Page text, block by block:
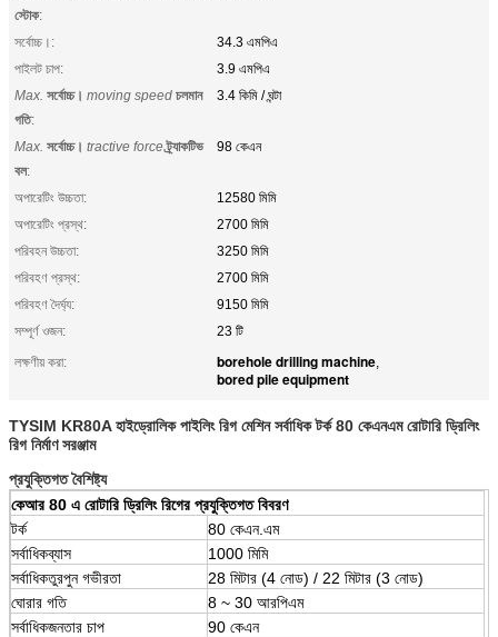
স্টোক:
সর্বোচ্চ।:
34.3 এমপিএ
পাইলট চাপ:
3.9 এমপিএ
Max. সর্বোচ্চ। moving speed চলমান
গতি:
3.4 কিমি / ঘন্টা
Max. সর্বোচ্চ। tractive force ট্র্যাকটিভ
বল:
98 কেএন
অপারেটিং উচ্চতা:
12580 মিমি
অপারেটিং প্রস্থ:
2700 মিমি
পরিবহন উচ্চতা:
3250 মিমি
পরিবহণ প্রস্থ:
2700 মিমি
পরিবহণ দৈর্ঘ্য:
9150 মিমি
সম্পূর্ণ ওজন:
23 টি
লক্ষণীয় করা:
borehole drilling machine,
bored pile equipment
TYSIM KR80A হাইড্রোলিক পাইলিং রিগ মেশিন সর্বাধিক টর্ক 80 কেএনএম রোটারি ড্রিলিং
রিগ নির্মাণ সরঞ্জাম
প্রযুক্তিগত বৈশিষ্ট্য
কেআর 80 এ রোটারি ড্রিলিং রিগের প্রযুক্তিগত বিবরণ
টর্ক
80 কেএন.এম
সর্বাধিকব্যাস
1000 মিমি
সর্বাধিকতুরপুন গভীরতা
28 মিটার (4 নোড) / 22 মিটার (3 নোড)
ঘোরার গতি
8 ~ 30 আরপিএম
সর্বাধিকজনতার চাপ
90 কেএন